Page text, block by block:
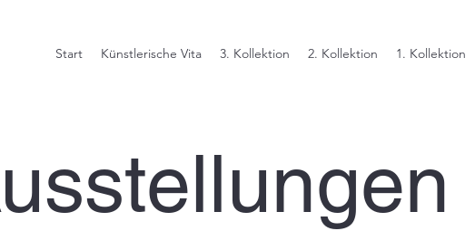
Start Künstlerische Vita 3. Kollektion 2. Kollektion 1. Kollektion